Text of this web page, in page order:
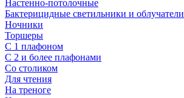
Настенно-потолочные
Бактерицидные светильники и облучатели
Ночники
Торшеры
С 1 плафоном
С 2 и более плафонами
Со столиком
Для чтения
На треноге